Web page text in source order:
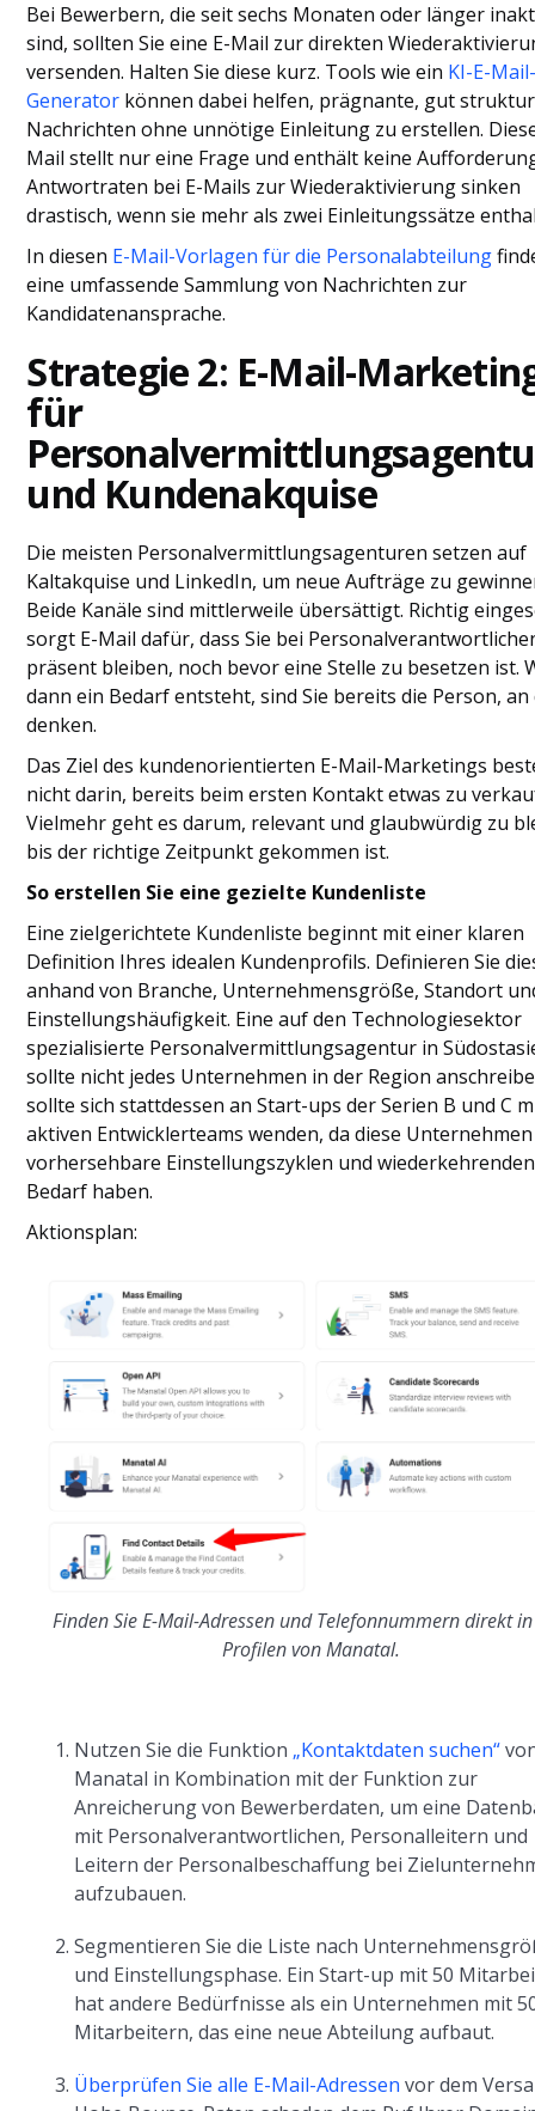
Bei Bewerbern, die seit sechs Monaten oder länger
sind, sollten Sie eine E-Mail zur direkten
versenden. Halten Sie diese kurz. Tools wie ein KI-E-
Generator können dabei helfen, prägnante, gut
Nachrichten ohne unnötige Einleitung zu erstellen.
Mail stellt nur eine Frage und enthält keine
Antwortraten bei E-Mails zur Wiederaktivierung sinken
drastisch, wenn sie mehr als zwei Einleitungssätze
In diesen E-Mail-Vorlagen für die Personalabteilung
eine umfassende Sammlung von Nachrichten zur
Kandidatenansprache.
Strategie 2: E-Mail-
für
und Kundenakquise
Die meisten Personalvermittlungsagenturen setzen auf
Kaltakquise und LinkedIn, um neue Aufträge zu
Beide Kanäle sind mittlerweile übersättigt. Richtig
sorgt E-Mail dafür, dass Sie bei
präsent bleiben, noch bevor eine Stelle zu besetzen ist.
dann ein Bedarf entsteht, sind Sie bereits die Person, an
denken.
Das Ziel des kundenorientierten E-Mail-Marketings
nicht darin, bereits beim ersten Kontakt etwas zu
Vielmehr geht es darum, relevant und glaubwürdig zu
bis der richtige Zeitpunkt gekommen ist.
So erstellen Sie eine gezielte Kundenliste
Eine zielgerichtete Kundenliste beginnt mit einer klaren
Definition Ihres idealen Kundenprofils. Definieren Sie
anhand von Branche, Unternehmensgröße, Standort
Einstellungshäufigkeit. Eine auf den Technologiesektor
spezialisierte Personalvermittlungsagentur in
sollte nicht jedes Unternehmen in der Region
sollte sich stattdessen an Start-ups der Serien B und C
aktiven Entwicklerteams wenden, da diese Unternehmen
vorhersehbare Einstellungszyklen und wiederkehrenden
Bedarf haben.
Aktionsplan:
Finden Sie E-Mail-Adressen und Telefonnummern direkt
Profilen von Manatal.
Nutzen Sie die Funktion „Kontaktdaten suchen“
Manatal in Kombination mit der Funktion zur
Anreicherung von Bewerberdaten, um eine
mit Personalverantwortlichen, Personalleitern und
Leitern der Personalbeschaffung bei
aufzubauen.
Segmentieren Sie die Liste nach
und Einstellungsphase. Ein Start-up mit 50
hat andere Bedürfnisse als ein Unternehmen mit
Mitarbeitern, das eine neue Abteilung aufbaut.
Überprüfen Sie alle E-Mail-Adressen vor dem